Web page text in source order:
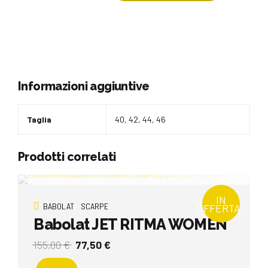
Informazioni aggiuntive
Taglia 40, 42, 44, 46
Prodotti correlati
IN
OFFERTA!
BABOLAT SCARPE
Babolat JET RITMA WOMEN
155,00€ Il
77,50€
Questo